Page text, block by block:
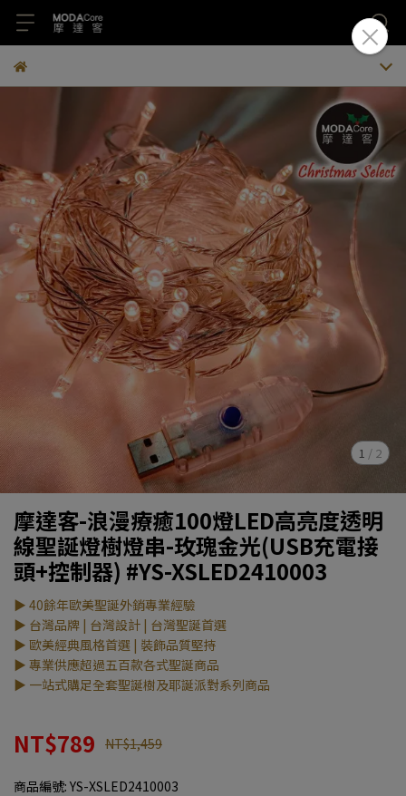
1 / 2
摩達客-浪漫療癒100燈LED高亮度透明
線聖誕燈樹燈串-玫瑰金光(USB充電接
頭+控制器) #YS-XSLED2410003
▶ 40餘年歐美聖誕外銷專業經驗
▶ 台灣品牌 | 台灣設計 | 台灣聖誕首選
▶ 歐美經典風格首選 | 裝飾品質堅持
▶ 專業供應超過五百款各式聖誕商品
▶ 一站式購足全套聖誕樹及耶誕派對系列商品
NT$789 NT$1,459
商品編號: YS-XSLED2410003